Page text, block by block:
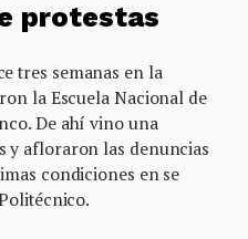
protestas
tres semanas en la
la Escuela Nacional de
De ahí vino una
y afloraron las denuncias
condiciones en se